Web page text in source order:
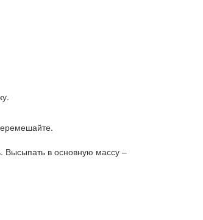
Высыпать в основную массу –